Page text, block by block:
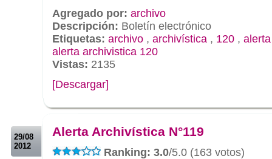
Agregado por: archivo
Descripción: Boletín electrónico
Etiquetas: archivo , archivística , 120 ,
alerta archivistica 120
Vistas: 2135
[Descargar]
29/08
2012
Alerta Archivística N°119
Ranking: 3.0/5.0 (163 votos)